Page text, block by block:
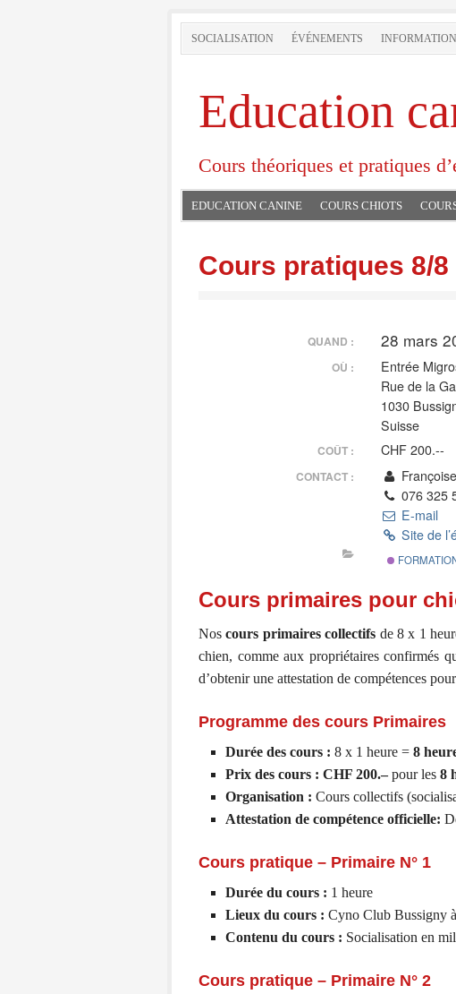
SOCIALISATION ÉVÉNEMENTS
Education
Cours théoriques et pratiques
EDUCATION CANINE COURS CHIOTS
Cours pratiques 8/8
QUAND : 28 mars
OÙ :
Entrée
Rue de la
1030
Suisse
COÛT : CHF 200.--
CONTACT :
076 325
E-mail
Site de
Cours primaires pour
Noscours primairescollectifs de 8 x 1
chien, comme aux propriétaires confirmés
d’obtenir une attestation de compétences
Programme des cours Primaires
Durée des cours : 8 x 1 heure = 8
Prix des cours : CHF 200.–pour les 8
Organisation : Cours collectifs
Attestation de compétence officielle:
Cours pratique – Primaire N° 1
Durée du cours : 1 heure
Lieux du cours : Cyno Club Bussigny
Contenu du cours : Socialisation en
Cours pratique – Primaire N° 2